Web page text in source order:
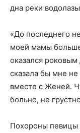
дна реки
«До последнего
моей мамы
оказался
сказала бы мне не
вместе с Женей.
больно, не
Похороны